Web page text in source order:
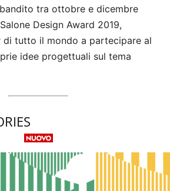
tra ottobre e dicembre
Design Award 2019,
di tutto il mondo a partecipare al
idee progettuali sul tema